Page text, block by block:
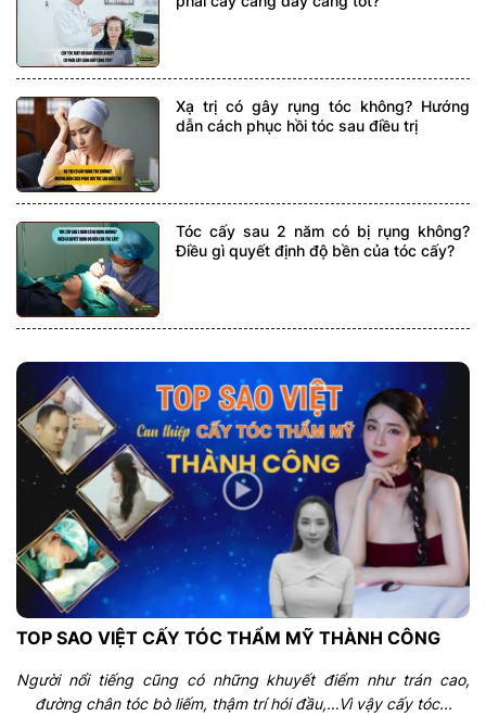
Xạ trị có gây rụng tóc không? Hướng
dẫn cách phục hồi tóc sau điều trị
Tóc cấy sau 2 năm có bị rụng không?
Điều gì quyết định độ bền của tóc cấy?
TOP SAO VIỆT CẤY TÓC THẨM MỸ THÀNH CÔNG
Người nổi tiếng cũng có những khuyết điểm như trán cao,
đường chân tóc bò liếm, thậm trí hói đầu,…Vì vậy cấy tóc...